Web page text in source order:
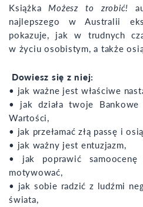
Książka Możesz to zrobić!
najlepszego w Australii
pokazuje, jak w trudnych
w życiu osobistym, a także
Dowiesz się z niej:
• jak ważne jest właściwe
• jak działa twoje Bankowe
Wartości,
• jak przełamać złą passę i
• jak ważny jest entuzjazm,
• jak poprawić
motywować,
• jak sobie radzić z ludźmi
świata,